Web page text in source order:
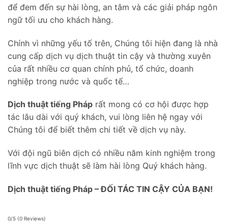
để đem đến sự hài lòng, an tâm và các giải pháp ngôn
ngữ tối ưu cho khách hàng.
Chính vì những yếu tố trên, Chúng tôi hiện đang là nhà
cung cấp dịch vụ dịch thuật tin cậy và thường xuyên
của rất nhiều cơ quan chính phủ, tổ chức, doanh
nghiệp trong nước và quốc tế…
Dịch thuật tiếng Pháp rất mong có cơ hội được hợp
tác lâu dài với quý khách, vui lòng liên hệ ngay với
Chúng tôi để biết thêm chi tiết về dịch vụ này.
Với đội ngũ biên dịch có nhiều năm kinh nghiệm trong
lĩnh vực dịch thuật sẽ làm hài lòng Quý khách hàng.
Dịch thuật tiếng Pháp – ĐỐI TÁC TIN CẬY CỦA BẠN!
0/5 (0 Reviews)